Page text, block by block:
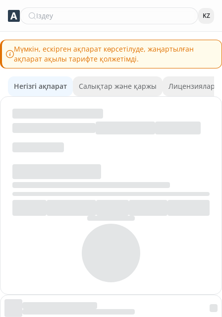
Іздеу KZ
Мүмкін, ескірген ақпарат көрсетілуде, жаңартылған
ақпарат ақылы тарифте қолжетімді.
Негізгі ақпарат Салықтар және қаржы Лицензиялар